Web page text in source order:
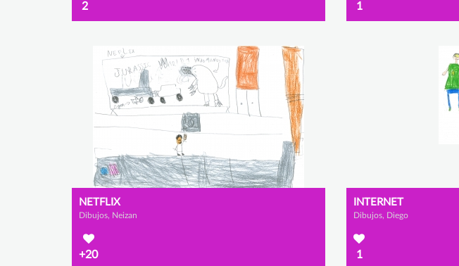
2 1
NETFLIX
Dibujos, Neizan
+20
INTERNET
Dibujos, Diego
1